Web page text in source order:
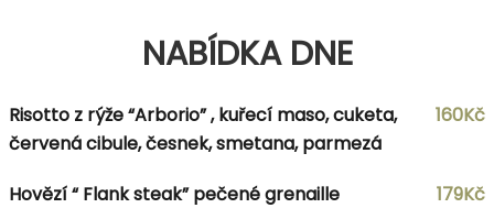
NABÍDKA DNE
Risotto z rýže “Arborio” , kuřecí maso, cuketa,
červená cibule, česnek, smetana, parmezá
160Kč
Hovězí “ Flank steak” pečené grenaille
179Kč